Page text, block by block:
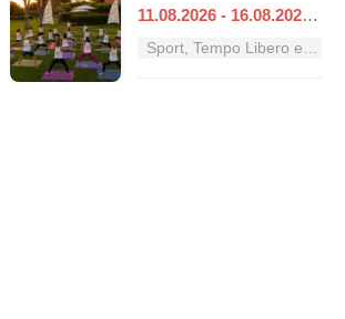
11.08.2026 - 16.08.2026
Sport, Tempo Libero e Divertimento nel Lazio